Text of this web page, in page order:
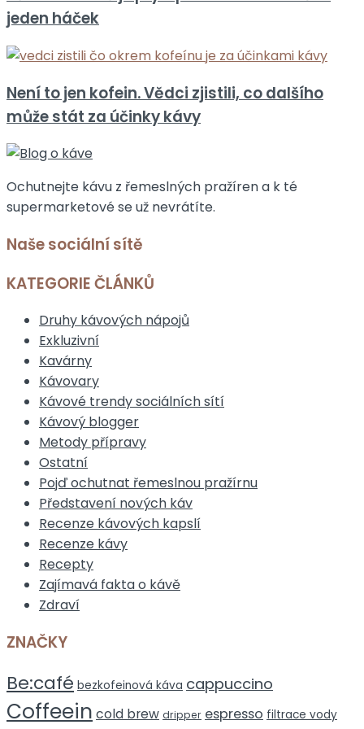
jeden háček
Není to jen kofein. Vědci zjistili, co dalšího
může stát za účinky kávy
Ochutnejte kávu z řemeslných pražíren a k té
supermarketové se už nevrátíte.
Naše sociální sítě
KATEGORIE ČLÁNKŮ
Druhy kávových nápojů
Exkluzivní
Kavárny
Kávovary
Kávové trendy sociálních sítí
Kávový blogger
Metody přípravy
Ostatní
Pojď ochutnat řemeslnou pražírnu
Představení nových káv
Recenze kávových kapslí
Recenze kávy
Recepty
Zajímavá fakta o kávě
Zdraví
ZNAČKY
Be:café bezkofeinová káva cappuccino
Coffeein cold brew dripper espresso filtrace vody